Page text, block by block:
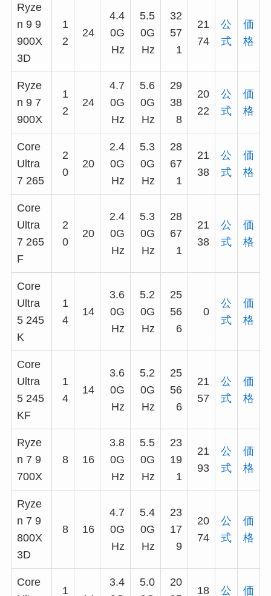
Ryze
n 9 9
900X
3D
1
2
24
4.4
0G
Hz
5.5
0G
Hz
32
57
1
21
74
公
式
価
格
Ryze
n 9 7
900X
1
2
24
4.7
0G
Hz
5.6
0G
Hz
29
38
8
20
22
公
式
価
格
Core
Ultra
7 265
2
0
20
2.4
0G
Hz
5.3
0G
Hz
28
67
1
21
38
公
式
価
格
Core
Ultra
7 265
F
2
0
20
2.4
0G
Hz
5.3
0G
Hz
28
67
1
21
38
公
式
価
格
Core
Ultra
5 245
K
1
4
14
3.6
0G
Hz
5.2
0G
Hz
25
56
6
0
公
式
価
格
Core
Ultra
5 245
KF
1
4
14
3.6
0G
Hz
5.2
0G
Hz
25
56
6
21
57
公
式
価
格
Ryze
n 7 9
700X
8 16
3.8
0G
Hz
5.5
0G
Hz
23
19
1
21
93
公
式
価
格
Ryze
n 7 9
800X
3D
8 16
4.7
0G
Hz
5.4
0G
Hz
23
17
9
20
74
公
式
価
格
Core
1
3.4
5.0
20
18 公 価